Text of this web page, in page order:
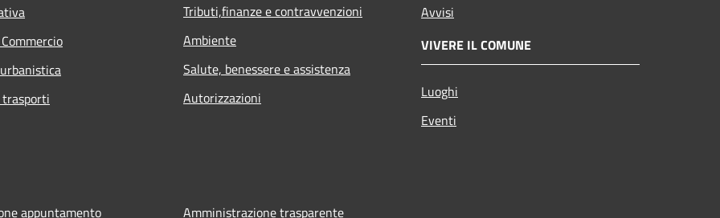
Tributi,finanze e contravvenzioni
Ambiente
Salute, benessere e assistenza
Autorizzazioni
Avvisi
VIVERE IL COMUNE
Luoghi
Eventi
appuntamento Amministrazione trasparente